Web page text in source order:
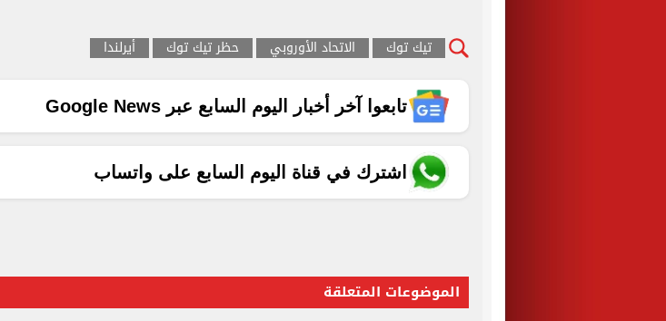
تيك توك الاتحاد الأوروبي حظر تيك توك أيرلندا
تابعوا آخر أخبار اليوم السابع عبر Google News
اشترك في قناة اليوم السابع على واتساب
الموضوعات المتعلقة